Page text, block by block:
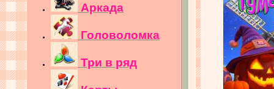
Аркада
Головоломка
Три в ряд